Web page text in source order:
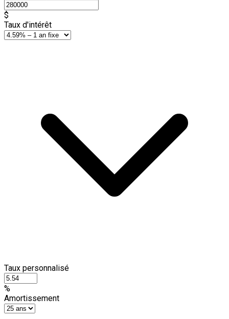
$
Taux d'intérêt
Taux personnalisé
%
Amortissement